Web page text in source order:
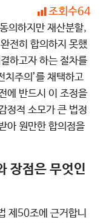
조회수64
의하지만 재산분할,
전히 합의하지 못했
하고자 하는 절차를
치주의’를 채택하고
에 반드시 이 조정을
정적 소모가 큰 법정
아 원만한 합의점을
장점은 무엇인
제50조에 근거합니